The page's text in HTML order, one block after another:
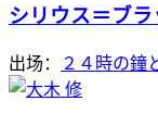
シリウス＝ブラ
出场： ２４時の鐘